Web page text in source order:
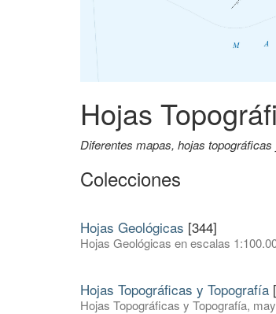
Hojas
Diferentes mapas, hojas
Colecciones
Hojas Geológicas [344]
Hojas Geológicas en escalas
Hojas Topográficas y Topografía
Hojas Topográficas y Topografía,